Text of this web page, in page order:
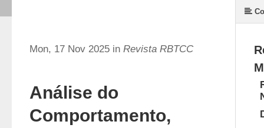
Mon, 17 Nov 2025 in Revista RBTCC
Análise do
Comportamento,